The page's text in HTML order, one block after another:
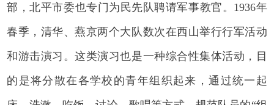
部，北平市委也专门为民先队聘请军事教官。1936年
春季，清华、燕京两个大队数次在西山举行行军活动
和游击演习。这类演习也是一种综合性集体活动，目
的是将分散在各学校的青年组织起来，通过统一起